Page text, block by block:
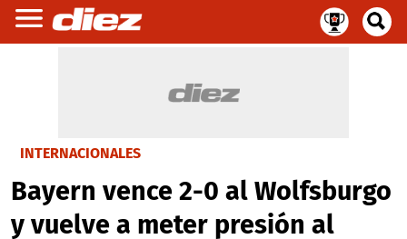
INTERNACIONALES
Bayern vence 2-0 al Wolfsburgo
y vuelve a meter presión al